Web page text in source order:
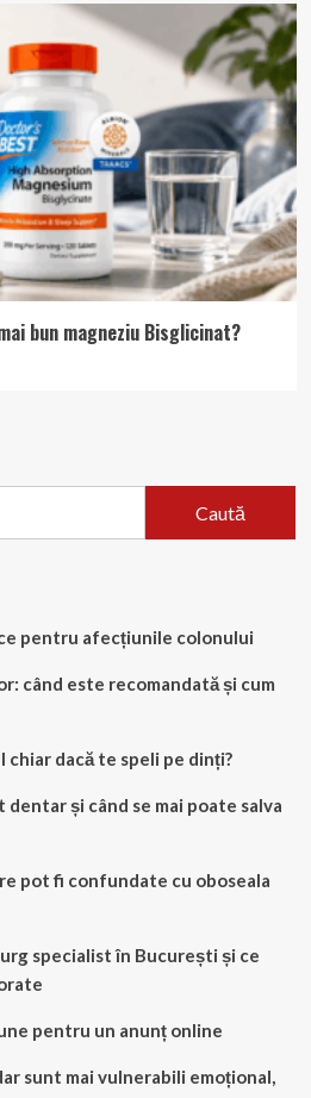
bun magneziu Bisglicinat?
Caută
pentru afecțiunile colonului
când este recomandată și cum
dacă te speli pe dinți?
dentar și când se mai poate salva
pot fi confundate cu oboseala
specialist în București și ce
pentru un anunț online
sunt mai vulnerabili emoțional,